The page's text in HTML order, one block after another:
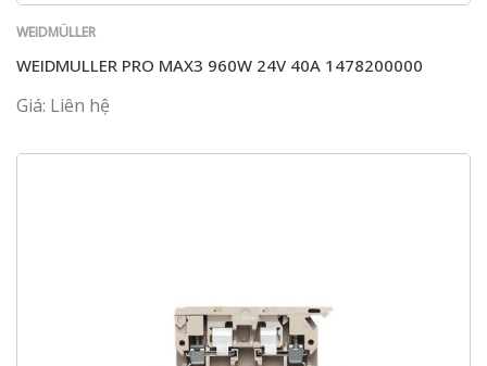
WEIDMÜLLER
WEIDMULLER PRO MAX3 960W 24V 40A 1478200000
Giá: Liên hệ